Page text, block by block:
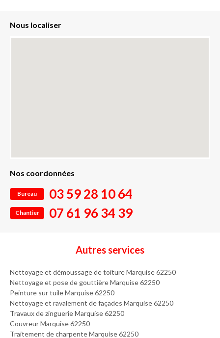
Nous localiser
Nos coordonnées
Bureau 03 59 28 10 64
Chantier 07 61 96 34 39
Autres services
Nettoyage et démoussage de toiture Marquise 62250
Nettoyage et pose de gouttière Marquise 62250
Peinture sur tuile Marquise 62250
Nettoyage et ravalement de façades Marquise 62250
Travaux de zinguerie Marquise 62250
Couvreur Marquise 62250
Traitement de charpente Marquise 62250